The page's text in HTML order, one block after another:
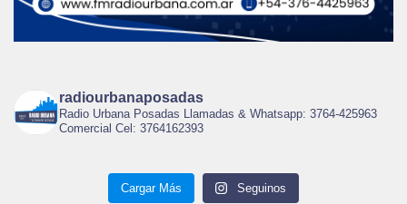
radiourbanaposadas
Radio Urbana Posadas Llamadas & Whatsapp: 3764-425963
Comercial Cel: 3764162393
Cargar Más Seguinos